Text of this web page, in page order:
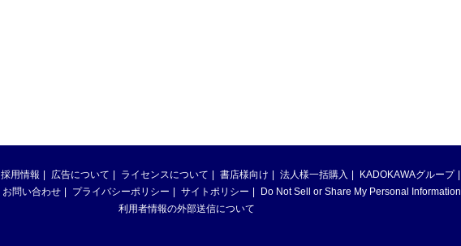
採用情報 広告について ライセンスについて 書店様向け 法人様一括購入
KADOKAWAグループ
お問い合わせ プライバシーポリシー サイトポリシー
Do Not Sell or Share My Personal Information
利用者情報の外部送信について